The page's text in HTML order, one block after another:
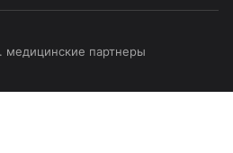
партнеры